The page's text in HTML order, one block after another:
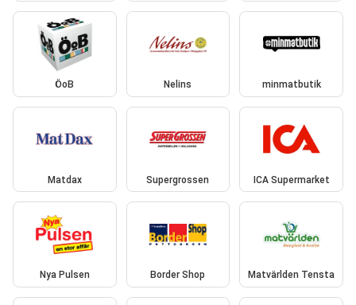
ÖoB Nelins minmatbutik
Matdax Supergrossen ICA Supermarket
Nya Pulsen Border Shop Matvärlden Tensta